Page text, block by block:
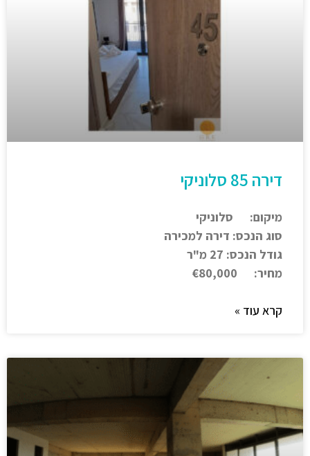
דירה 85 סלוניקי
מיקום: סלוניקי
סוג הנכס: דירה למכירה
גודל הנכס: 27 מ"ר
מחיר: €80,000
קרא עוד »